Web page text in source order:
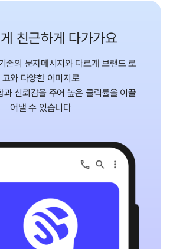
친근하게 다가가요
존의 문자메시지와 다르게 브랜드 로
고와 다양한 이미지로
과 신뢰감을 주어 높은 클릭률을 이끌
어낼 수 있습니다